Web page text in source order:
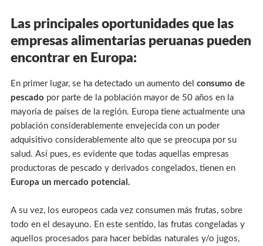
Las principales oportunidades que las
empresas alimentarias peruanas pueden
encontrar en Europa:
En primer lugar, se ha detectado un aumento del consumo de
pescado por parte de la población mayor de 50 años en la
mayoría de países de la región. Europa tiene actualmente una
población considerablemente envejecida con un poder
adquisitivo considerablemente alto que se preocupa por su
salud. Así pues, es evidente que todas aquellas empresas
productoras de pescado y derivados congelados, tienen en
Europa un mercado potencial.
A su vez, los europeos cada vez consumen más frutas, sobre
todo en el desayuno. En este sentido, las frutas congeladas y
aquellos procesados para hacer bebidas naturales y/o jugos,